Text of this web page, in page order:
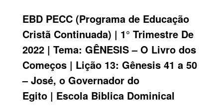
EBD PECC(Programa de Educação
Cristã Continuada) | 1° Trimestre De
2022 | Tema: GÊNESIS– O Livro dos
Começos | Lição 13: Gênesis 41 a 50
– José, o Governador do
Egito | Escola Biblica Dominical